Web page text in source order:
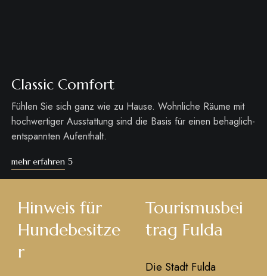
Classic Comfort
Fühlen Sie sich ganz wie zu Hause. Wohnliche Räume mit
hochwertiger Ausstattung sind die Basis für einen behaglich-
entspannten Aufenthalt.
mehr erfahren
Hinweis für
Hundebesitze
r
Tourismusbei
trag Fulda
Die Stadt Fulda